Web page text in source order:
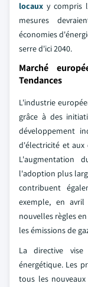
locaux y compris
mesures
économies
serre d'ici 2040.
Marché
Tendances
L'industrie
grâce à des
développement
d'électricité et
L'augmentation
l'adoption plus
contribuent
exemple, en
nouvelles règles
les émissions de
La directive
énergétique. Les
tous les